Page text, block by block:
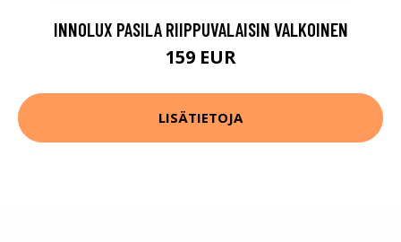
INNOLUX PASILA RIIPPUVALAISIN VALKOINEN
159 EUR
LISÄTIETOJA